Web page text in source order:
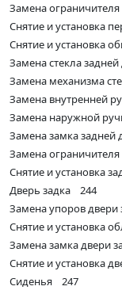
Замена
Снятие и установка
Снятие и установка
Замена стекла
Замена механизма
Замена внутренней
Замена наружной
Замена замка
Замена
Снятие и установка
Дверь задка 244
Замена упоров
Снятие и установка
Замена замка двери
Снятие и установка
Сиденья 247